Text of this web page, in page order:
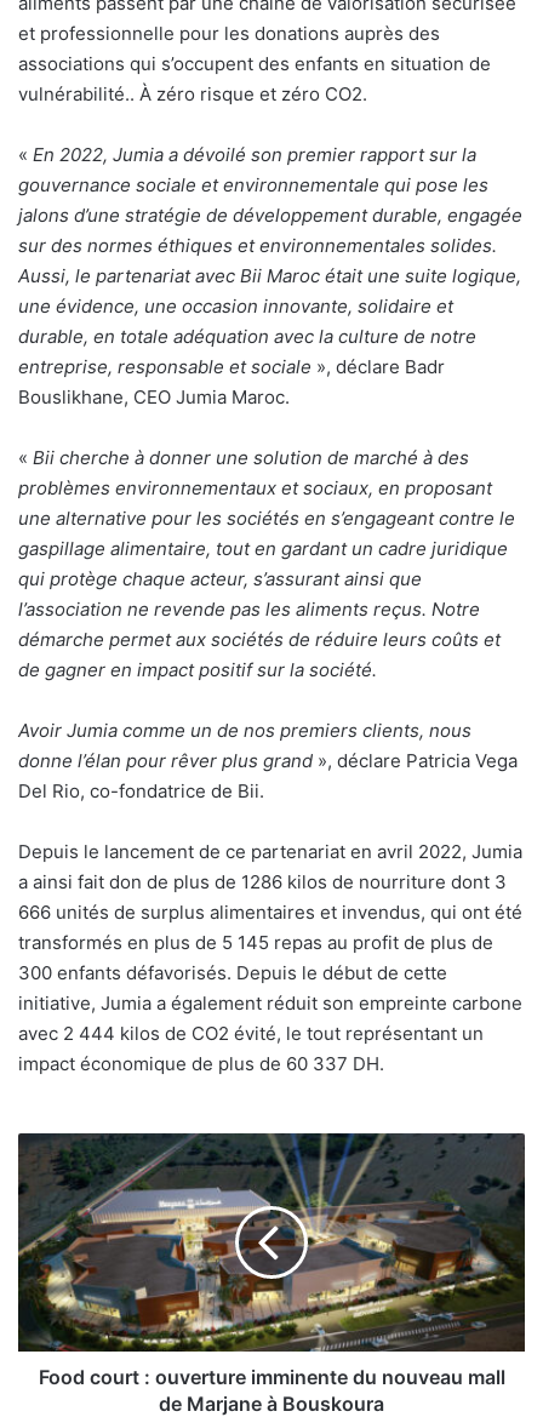
et professionnelle pour les donations auprès des
associations qui s’occupent des enfants en situation de
vulnérabilité.. À zéro risque et zéro CO2.
« En 2022, Jumia a dévoilé son premier rapport sur la
gouvernance sociale et environnementale qui pose les
jalons d’une stratégie de développement durable, engagée
sur des normes éthiques et environnementales solides.
Aussi, le partenariat avec Bii Maroc était une suite logique,
une évidence, une occasion innovante, solidaire et
durable, en totale adéquation avec la culture de notre
entreprise, responsable et sociale », déclare Badr
Bouslikhane, CEO Jumia Maroc.
« Bii cherche à donner une solution de marché à des
problèmes environnementaux et sociaux, en proposant
une alternative pour les sociétés en s’engageant contre le
gaspillage alimentaire, tout en gardant un cadre juridique
qui protège chaque acteur, s’assurant ainsi que
l’association ne revende pas les aliments reçus. Notre
démarche permet aux sociétés de réduire leurs coûts et
de gagner en impact positif sur la société.
Avoir Jumia comme un de nos premiers clients, nous
donne l’élan pour rêver plus grand », déclare Patricia Vega
Del Rio, co-fondatrice de Bii.
Depuis le lancement de ce partenariat en avril 2022, Jumia
a ainsi fait don de plus de 1286 kilos de nourriture dont 3
666 unités de surplus alimentaires et invendus, qui ont été
transformés en plus de 5 145 repas au profit de plus de
300 enfants défavorisés. Depuis le début de cette
initiative, Jumia a également réduit son empreinte carbone
avec 2 444 kilos de CO2 évité, le tout représentant un
impact économique de plus de 60 337 DH.
Food
court
:
ouverture
imminente
nouveau
de
Marjane
Food court : ouverture imminente du nouveau mall
de Marjane à Bouskoura